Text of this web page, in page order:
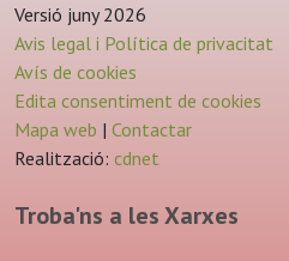
Versió juny 2026
Avis legal i Política de privacitat
Avís de cookies
Edita consentiment de cookies
Mapa web | Contactar
Realització: cdnet
Troba'ns a les Xarxes